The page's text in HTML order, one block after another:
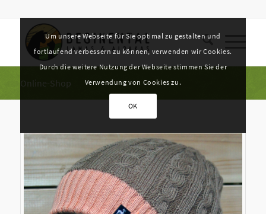
Online-Shop
Um unsere Webseite für Sie optimal zu gestalten und
fortlaufend verbessern zu können, verwenden wir Cookies.
Durch die weitere Nutzung der Webseite stimmen Sie der
Verwendung von Cookies zu.
OK